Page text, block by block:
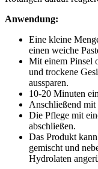
Anwendung:
Eine kleine
einen weiche
Mit einem Pinsel
und trockene
aussparen.
10-20 Minuten
Anschließend mit
Die Pflege mit
abschließen.
Das Produkt
gemischt und
Hydrolaten